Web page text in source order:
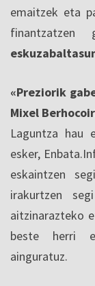
emaitzek eta
finantzatzen
«Preziorik
Mixel
Laguntza hau
esker,
eskaintzen
irakurtzen
aitzinarazteko
beste herri
ainguratuz.